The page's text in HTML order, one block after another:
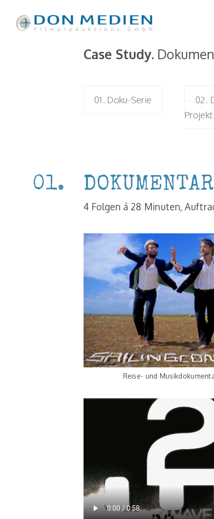
Case Study.
01. Doku-Serie
02.
Projekt
01.
4 Folgen á 28 Minuten,
Reise- und